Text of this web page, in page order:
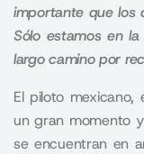
importante que los
Sólo estamos en
largo camino por
El piloto mexicano,
un gran momento
se encuentran en